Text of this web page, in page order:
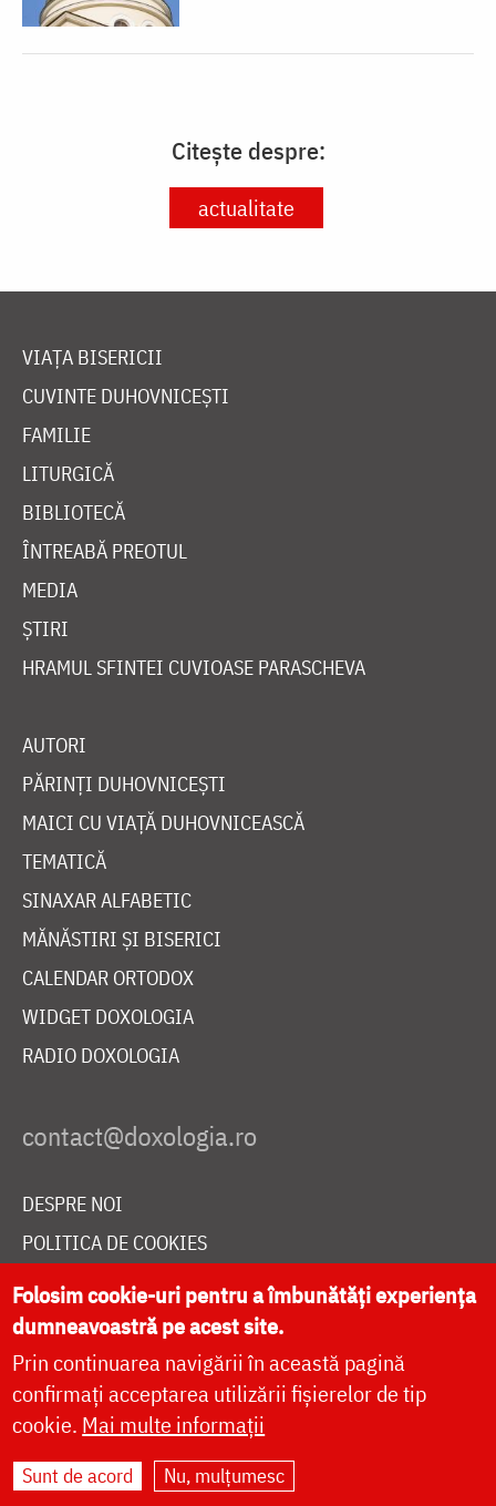
Citește despre:
actualitate
VIAȚA BISERICII
CUVINTE DUHOVNICEȘTI
FAMILIE
LITURGICĂ
BIBLIOTECĂ
ÎNTREABĂ PREOTUL
MEDIA
ȘTIRI
HRAMUL SFINTEI CUVIOASE PARASCHEVA
AUTORI
PĂRINȚI DUHOVNICEȘTI
MAICI CU VIAȚĂ DUHOVNICEASCĂ
TEMATICĂ
SINAXAR ALFABETIC
MĂNĂSTIRI ȘI BISERICI
CALENDAR ORTODOX
WIDGET DOXOLOGIA
RADIO DOXOLOGIA
DESPRE NOI
POLITICA DE COOKIES
DONEAZĂ ONLINE PENTRU CATEDRALA NAȚIONALĂ
LIVE
Site dezvoltat deDOXOLOGIA MEDIA
Folosim cookie-uri pentru a îmbunătăți experiența
dumneavoastră pe acest site.
Prin continuarea navigării în această pagină
confirmați acceptarea utilizării fișierelor de tip
cookie. Mai multe informații
Sunt de acord Nu, mulțumesc